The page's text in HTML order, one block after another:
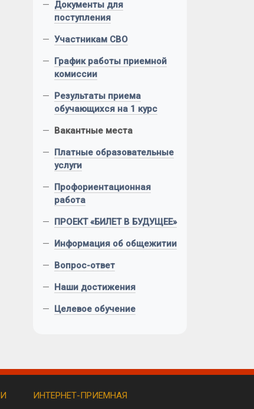
— Документы для
поступления
— Участникам СВО
— График работы приемной
комиссии
— Результаты приема
обучающихся на 1 курс
— Вакантные места
— Платные образовательные
услуги
— Профориентационная
работа
— ПРОЕКТ «БИЛЕТ В БУДУЩЕЕ»
— Информация об общежитии
— Вопрос-ответ
— Наши достижения
— Целевое обучение
ИНТЕРНЕТ-ПРИЕМНАЯ